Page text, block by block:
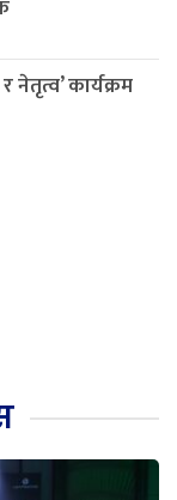
नेतृत्व’ कार्यक्रम